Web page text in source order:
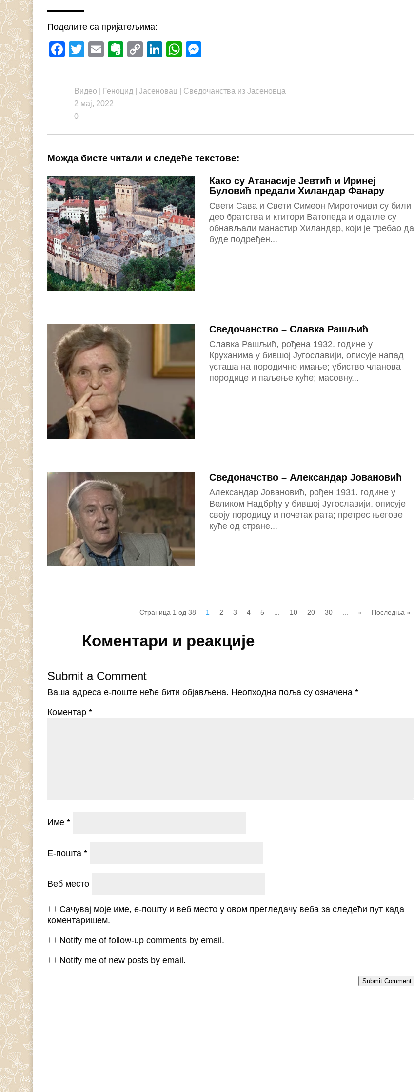
Поделите са пријатељима:
Facebook
Twitter
EmailEvernote
Copy
Link
LinkedIn
WhatsApp
Видео Геноцид |Јасеновац
Сведочанства из Јасеновца
2 мај, 2022
0
Можда бисте читали и следеће текстове:
Како су Атанасије Јевтић и Иринеј
Буловић предали Хиландар Фанару
Свети Сава и Свети Симеон Мироточиви су били
део братства и ктитори Ватопеда и одатле су
обнављали манастир Хиландар, који је требао да
буде подређен...
Сведочанство – Славка Рашљић
Славка Рашљић, рођена 1932. године у
Круханима у бившој Југославији, описује напад
усташа на породично имање; убиство чланова
породице и паљење куће; масовну...
Сведоначство – Александар Јовановић
Александар Јовановић, рођен 1931. године у
Великом Надбрђу у бившој Југославији, описује
своју породицу и почетак рата; претрес његове
куће од стране...
Страница 1 од 38 1 2 3 4 5 10 20 30 » Последња »
Коментари и реакције
Submit a Comment
Ваша адреса е-поште неће бити објављена. Неопходна поља су означена*
Коментар*
Име*
Е-пошта*
Веб место
Сачувај моје име, е-пошту и веб место у овом прегледачу веба за следећи пут када
коментаришем.
Notify me of follow-up comments by email.
Notify me of new posts by email.
Submit Comment